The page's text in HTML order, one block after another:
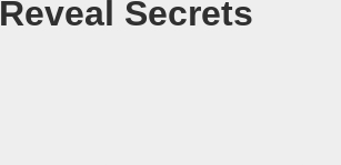
Secrets